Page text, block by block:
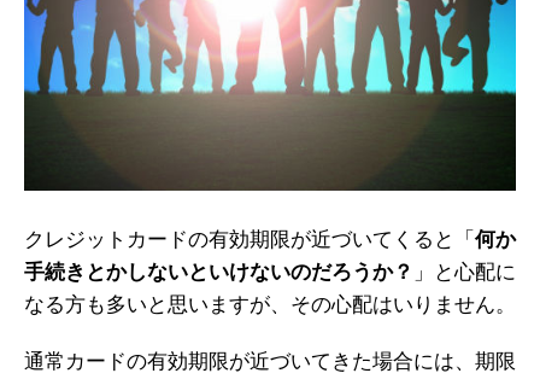
クレジットカードの有効期限が近づいてくると「 何か
手続きとかしないといけないのだろうか？ 」と心配に
なる方も多いと思いますが、その心配はいりません。
通常カードの有効期限が近づいてきた場合には、期限